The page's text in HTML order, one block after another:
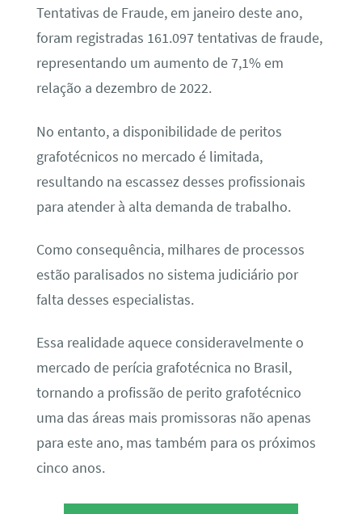
Tentativas de Fraude, em janeiro deste ano,
foram registradas 161.097 tentativas de fraude,
representando um aumento de 7,1% em
relação a dezembro de 2022.
No entanto, a disponibilidade de peritos
grafotécnicos no mercado é limitada,
resultando na escassez desses profissionais
para atender à alta demanda de trabalho.
Como consequência, milhares de processos
estão paralisados no sistema judiciário por
falta desses especialistas.
Essa realidade aquece consideravelmente o
mercado de perícia grafotécnica no Brasil,
tornando a profissão de perito grafotécnico
uma das áreas mais promissoras não apenas
para este ano, mas também para os próximos
cinco anos.